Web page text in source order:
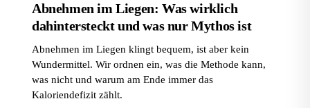
Abnehmen im Liegen: Was wirklich
dahintersteckt und was nur Mythos ist
Abnehmen im Liegen klingt bequem, ist aber kein
Wundermittel. Wir ordnen ein, was die Methode kann,
was nicht und warum am Ende immer das
Kaloriendefizit zählt.